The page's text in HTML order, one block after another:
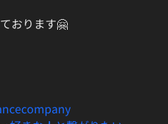
おります🤗